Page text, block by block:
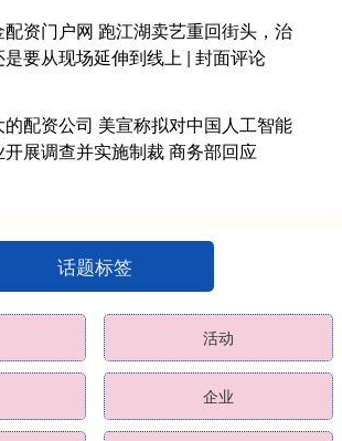
配资门户网 跑江湖卖艺重回街头，治
是要从现场延伸到线上 | 封面评论
的配资公司 美宣称拟对中国人工智能
开展调查并实施制裁 商务部回应
话题标签
活动
企业